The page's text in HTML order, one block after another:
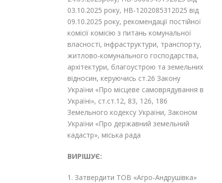
03.10.2025 року, НВ-1202085312025 від
09.10.2025 року, рекомендації постійної
комісії комісію з питань комунальної
власності, інфраструктури, транспорту,
житлово-комунального господарства,
архітектури, благоустрою та земельних
відносин, керуючись ст.26 Закону
України «Про місцеве самоврядування в
Україні», ст.ст.12, 83, 126, 186
Земельного кодексу України, Законом
України «Про державний земельний
кадастр», міська рада
ВИРІШУЄ:
1. Затвердити ТОВ «Агро-Андрушівка»